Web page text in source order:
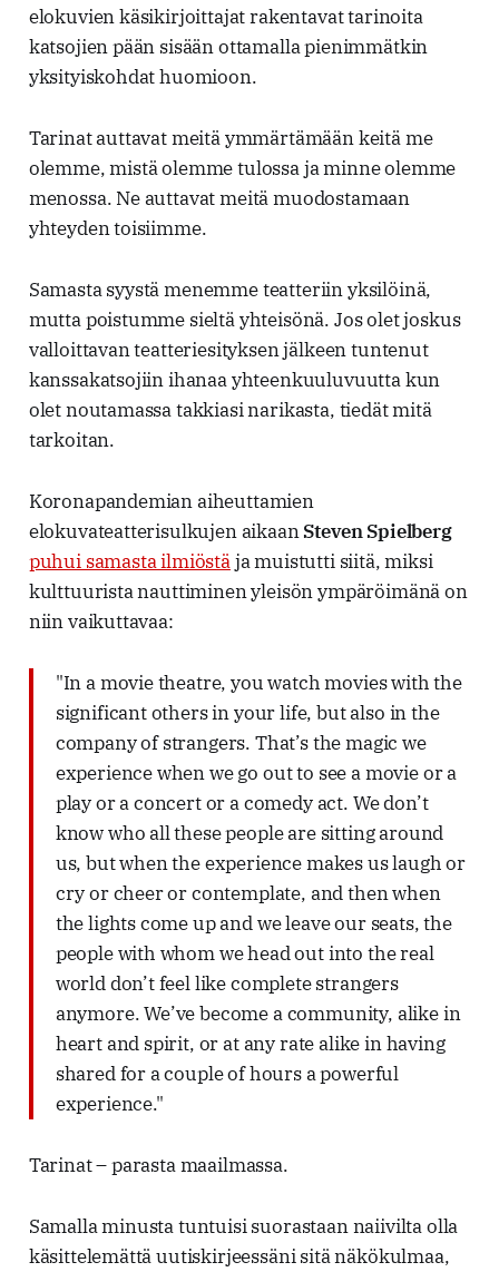
elokuvien käsikirjoittajat rakentavat tarinoita
katsojien pään sisään ottamalla pienimmätkin
yksityiskohdat huomioon.
Tarinat auttavat meitä ymmärtämään keitä me
olemme, mistä olemme tulossa ja minne olemme
menossa. Ne auttavat meitä muodostamaan
yhteyden toisiimme.
Samasta syystä menemme teatteriin yksilöinä,
mutta poistumme sieltä yhteisönä. Jos olet joskus
valloittavan teatteriesityksen jälkeen tuntenut
kanssakatsojiin ihanaa yhteenkuuluvuutta kun
olet noutamassa takkiasi narikasta, tiedät mitä
tarkoitan.
Koronapandemian aiheuttamien
elokuvateatterisulkujen aikaanSteven Spielberg
puhui samasta ilmiöstäja muistutti siitä, miksi
kulttuurista nauttiminen yleisön ympäröimänä on
niin vaikuttavaa:
"In a movie theatre, you watch movies with the
significant others in your life, but also in the
company of strangers. That’s the magic we
experience when we go out to see a movie or a
play or a concert or a comedy act. We don’t
know who all these people are sitting around
us, but when the experience makes us laugh or
cry or cheer or contemplate, and then when
the lights come up and we leave our seats, the
people with whom we head out into the real
world don’t feel like complete strangers
anymore. We’ve become a community, alike in
heart and spirit, or at any rate alike in having
shared for a couple of hours a powerful
experience."
Tarinat – parasta maailmassa.
Samalla minusta tuntuisi suorastaan naiivilta olla
käsittelemättä uutiskirjeessäni sitä näkökulmaa,